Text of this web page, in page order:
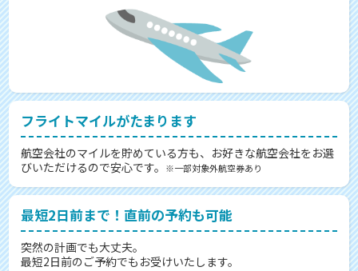
フライトマイルがたまります
航空会社のマイルを貯めている方も、お好きな航空会社をお選
びいただけるので安心です。
※一部対象外航空券あり
最短2日前まで！直前の予約も可能
突然の計画でも大丈夫。
最短2日前のご予約でもお受けいたします。